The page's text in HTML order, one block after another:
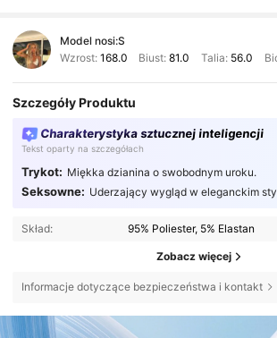
Model nosi:S
Wzrost: 168.0 Biust:81.0 Talia: 56.0
Szczegóły Produktu
Charakterystyka sztucznej inteligencji
Tekst oparty na szczegółach
Trykot: Miękka dzianina o swobodnym uroku.
Seksowne: Uderzający wygląd w eleganckim
Skład: 95% Poliester, 5% Elastan
Zobacz więcej
Informacje dotyczące bezpieczeństwa i kontakt